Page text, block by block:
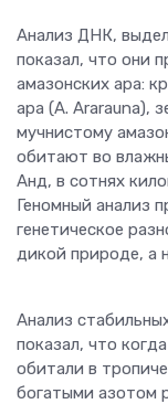
Анализ ДНК,
показал, что они
амазонских ара:
ара (A. Ararauna),
мучнистому
обитают во
Анд, в сотнях
Геномный анализ
генетическое
дикой природе, а
Анализ
показал, что
обитали в
богатыми азотом